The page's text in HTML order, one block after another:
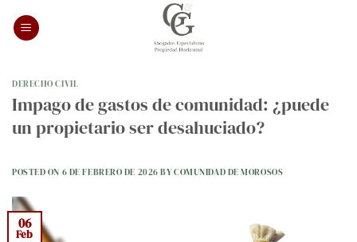
DERECHO CIVIL
Impago de gastos de comunidad: ¿puede
un propietario ser desahuciado?
POSTED ON 6 DE FEBRERO DE 2026 BYCOMUNIDAD DE MOROSOS
06
Feb